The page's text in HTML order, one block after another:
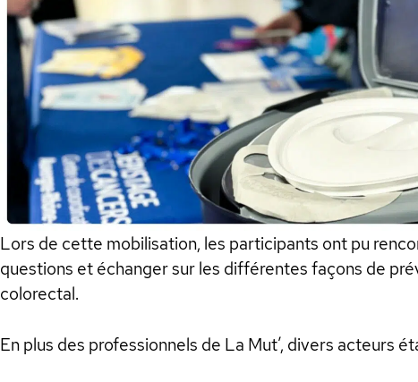
Lors de cette mobilisation, les participants ont pu
questions et échanger sur les différentes façons de
colorectal.
En plus des professionnels de La Mut’, divers acteurs